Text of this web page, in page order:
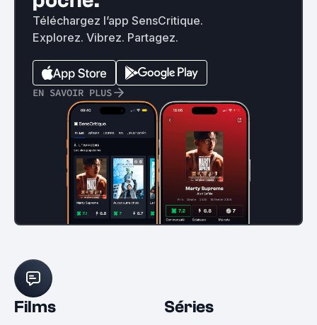
Téléchargez l’app SensCritique.
Explorez. Vibrez. Partagez.
EN SAVOIR PLUS
Films Séries